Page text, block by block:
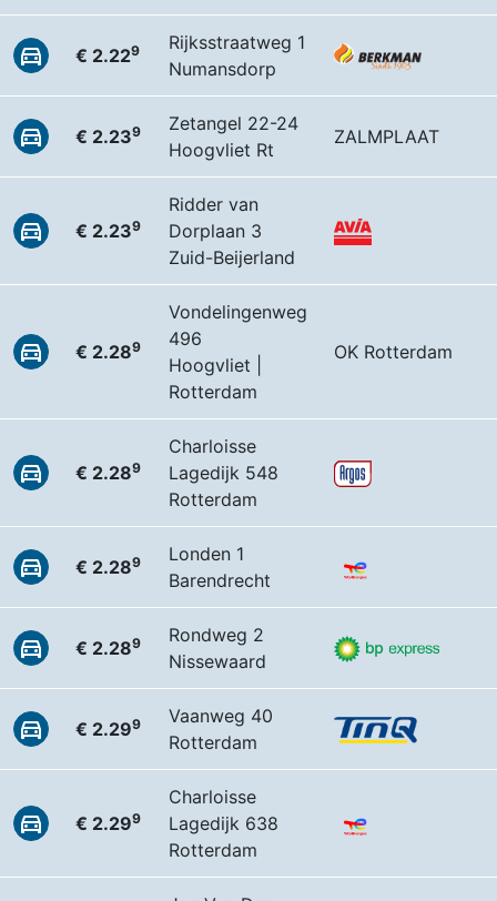
€ 2.229
Rijksstraatweg 1
Numansdorp
€ 2.239
Zetangel 22-24
Hoogvliet Rt
ZALMPLAAT
€ 2.239
Ridder van
Dorplaan 3
Zuid-Beijerland
€ 2.289
Vondelingenweg
496
Hoogvliet |
Rotterdam
OK Rotterdam
€ 2.289
Charloisse
Lagedijk 548
Rotterdam
€ 2.289
Londen 1
Barendrecht
€ 2.289
Rondweg 2
Nissewaard
€ 2.299
Vaanweg 40
Rotterdam
€ 2.299
Charloisse
Lagedijk 638
Rotterdam